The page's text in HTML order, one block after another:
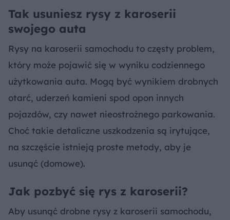
Tak usuniesz rysy z karoserii
swojego auta
Rysy na karoserii samochodu to częsty problem,
który może pojawić się w wyniku codziennego
użytkowania auta. Mogą być wynikiem drobnych
otarć, uderzeń kamieni spod opon innych
pojazdów, czy nawet nieostrożnego parkowania.
Choć takie detaliczne uszkodzenia są irytujące,
na szczęście istnieją proste metody, aby je
usunąć (domowe).
Jak pozbyć się rys z karoserii?
Aby usunąć drobne rysy z karoserii samochodu,